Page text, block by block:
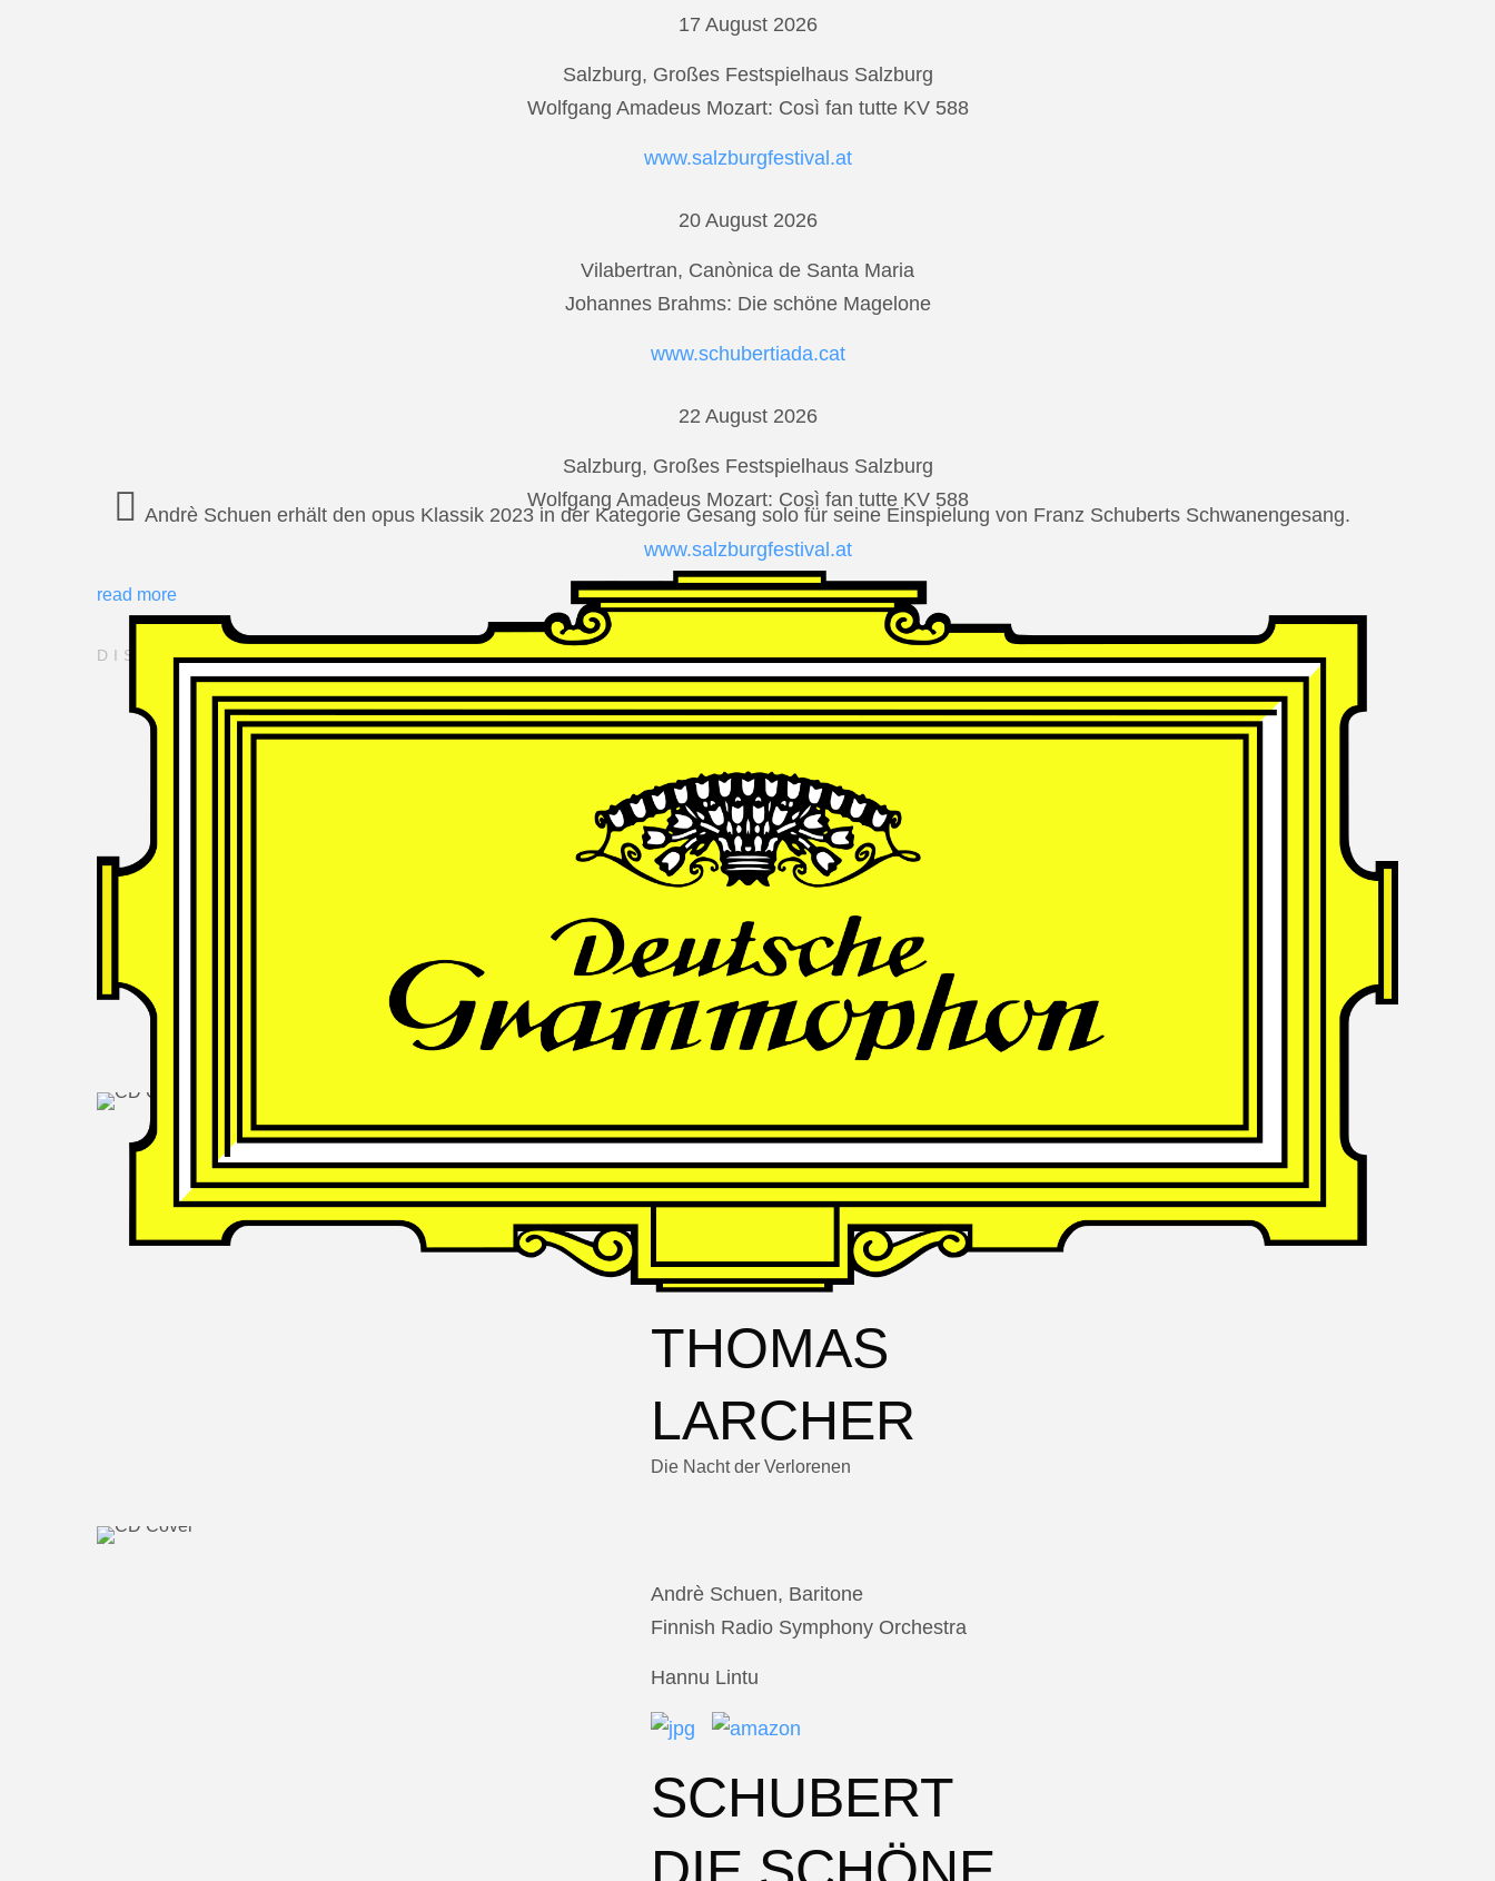
17 August 2026
Salzburg, Großes Festspielhaus Salzburg
Wolfgang Amadeus Mozart: Così fan tutte KV 588
www.salzburgfestival.at
20 August 2026
Vilabertran, Canònica de Santa Maria
Johannes Brahms: Die schöne Magelone
www.schubertiada.cat
22 August 2026
Salzburg, Großes Festspielhaus Salzburg
Wolfgang Amadeus Mozart: Così fan tutte KV 588
www.salzburgfestival.at
read more
DISCOGRAPHY
Andrè Schuen at Deutsche Grammophon
FRANZ
SCHUBERT
Schwanengesang
Andrè Schuen, Baritone
Daniel Heide, Piano
THOMAS
LARCHER
Die Nacht der Verlorenen
Andrè Schuen, Baritone
Finnish Radio Symphony Orchestra
Hannu Lintu
SCHUBERT
Andrè Schuen erhält den opus Klassik 2023 in der Kategorie Gesang solo für seine Einspielung von Franz Schuberts Schwanengesang.